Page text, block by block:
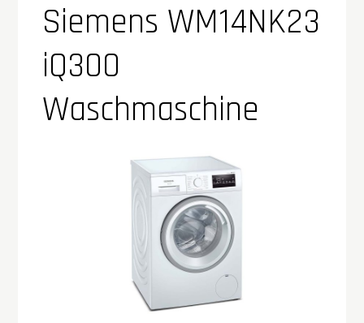
Siemens WM14NK23
iQ300
Waschmaschine